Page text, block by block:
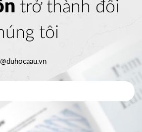
trở thành đối
tôi